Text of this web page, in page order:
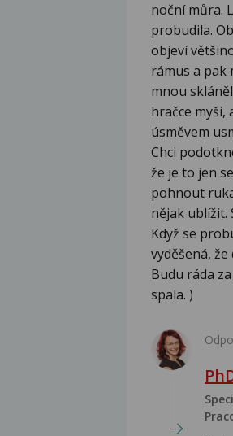
noční můra.
probudila.
objeví
rámus a pak
mnou
hračce myši,
úsměvem
Chci
že je to jen
pohnout
nějak ublížit.
Když se
vyděšená,
Budu ráda
spala. )